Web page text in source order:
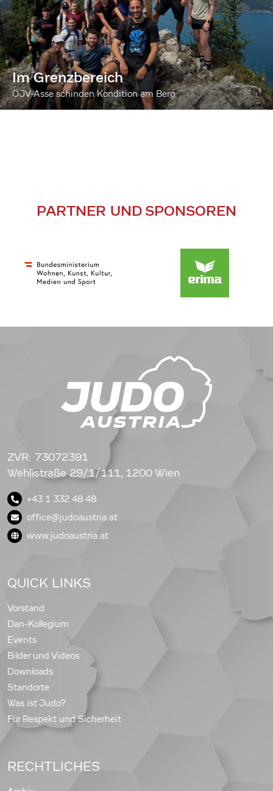
Im Grenzbereich
ÖJV-Asse schinden Kondition am Berg
PARTNER UND SPONSOREN
ZVR: 73072391
Wehlistraße 29/1/111, 1200 Wien
+43 1 332 48 48
office@judoaustria.at
www.judoaustria.at
QUICK LINKS
Vorstand
Dan-Kollegium
Events
Bilder und Videos
Downloads
Standorte
Was ist Judo?
Für Respekt und Sicherheit
RECHTLICHES